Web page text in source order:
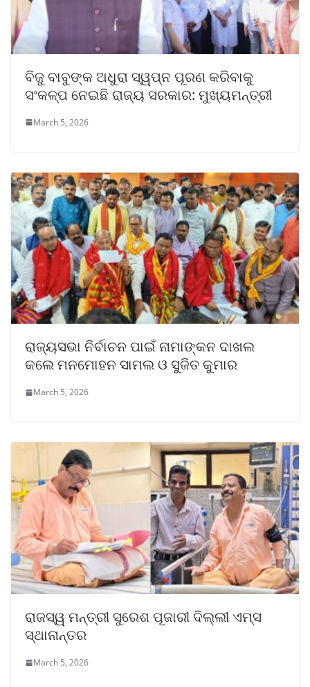
ବିଜୁ ବାବୁଙ୍କ ଅଧୁରା ସ୍ୱପ୍ନ ପୂରଣ କରିବାକୁ
ସଂକଳ୍ପ ନେଇଛି ରାଜ୍ୟ ସରକାର: ମୁଖ୍ୟମନ୍ତ୍ରୀ
March 5, 2026
ରାଜ୍ୟସଭା ନିର୍ବାଚନ ପାଇଁ ନାମାଙ୍କନ ଦାଖଲ
କଲେ ମନମୋହନ ସାମଲ ଓ ସୁଜିତ କୁମାର
March 5, 2026
ରାଜସ୍ୱ ମନ୍ତ୍ରୀ ସୁରେଶ ପୂଜାରୀ ଦିଲ୍ଲୀ ଏମ୍ସ
ସ୍ଥାନାନ୍ତର
March 5, 2026